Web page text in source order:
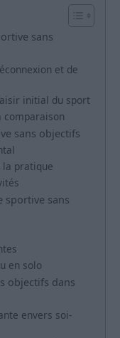
sans
et de
initial du sport
comparaison
sans objectifs
pratique
sportive sans
en solo
objectifs dans
envers soi-